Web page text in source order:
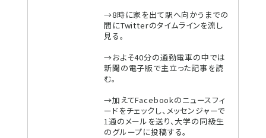
→8時に家を出て駅へ向かうまでの
間にTwitterのタイムラインを流し
見る。
→およそ40分の通勤電車の中では
新聞の電子版で主立った記事を読
む。
→加えてFacebookのニュースフィ
ードをチェックし、メッセンジャーで
1通のメールを送り、大学の同級生
のグループに投稿する。